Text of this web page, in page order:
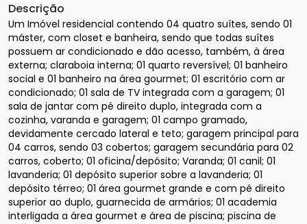
Descrição
Um Imóvel residencial contendo 04 quatro suítes, sendo 01
máster, com closet e banheira, sendo que todas suítes
possuem ar condicionado e dão acesso, também, à área
externa; claraboia interna; 01 quarto reversível; 01 banheiro
social e 01 banheiro na área gourmet; 01 escritório com ar
condicionado; 01 sala de TV integrada com a garagem; 01
sala de jantar com pé direito duplo, integrada com a
cozinha, varanda e garagem; 01 campo gramado,
devidamente cercado lateral e teto; garagem principal para
04 carros, sendo 03 cobertos; garagem secundária para 02
carros, coberto; 01 oficina/depósito; Varanda; 01 canil; 01
lavanderia; 01 depósito superior sobre a lavanderia; 01
depósito térreo; 01 área gourmet grande e com pé direito
superior ao duplo, guarnecida de armários; 01 academia
interligada a área gourmet e área de piscina; piscina de